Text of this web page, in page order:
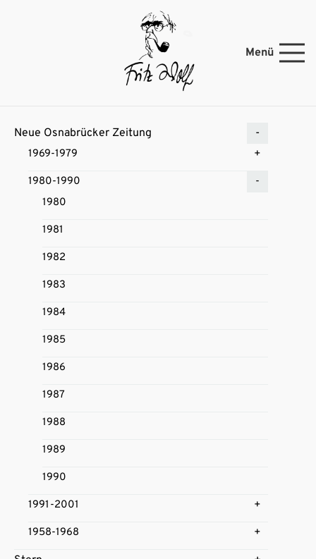
Menü
Neue Osnabrücker Zeitung
1969-1979
1980-1990
1980
1981
1982
1983
1984
1985
1986
1987
1988
1989
1990
1991-2001
1958-1968